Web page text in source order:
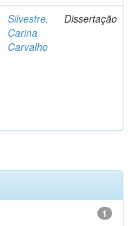
Silvestre,
Carina
Carvalho
Dissertação
1